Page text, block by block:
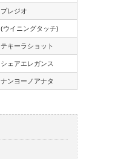
プレジオ
(ウイニングタッチ)
テキーラショット
シェアエレガンス
ナンヨーノアナタ